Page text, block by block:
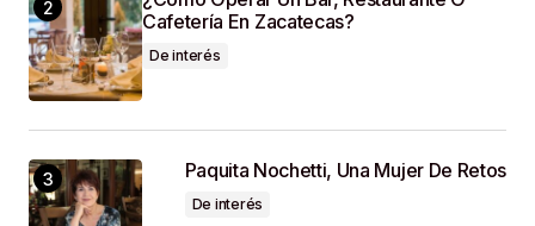
Cafetería En Zacatecas?
De interés
Paquita Nochetti, Una Mujer De Retos
De interés